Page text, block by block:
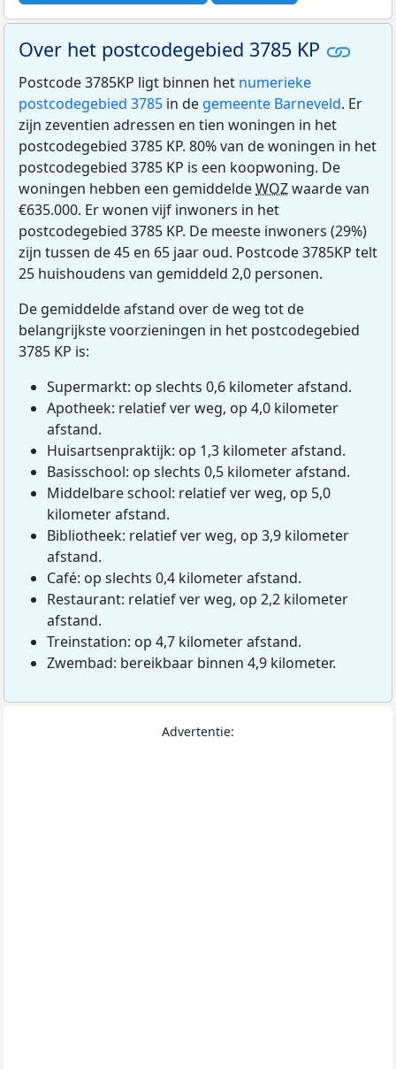
Over het postcodegebied 3785 KP
Postcode 3785KP ligt binnen het numerieke
postcodegebied 3785 in de gemeente Barneveld. Er
zijn zeventien adressen en tien woningen in het
postcodegebied 3785 KP. 80% van de woningen in het
postcodegebied 3785 KP is een koopwoning. De
woningen hebben een gemiddeldeWOZwaarde van
€635.000. Er wonen vijf inwoners in het
postcodegebied 3785 KP. De meeste inwoners (29%)
zijn tussen de 45 en 65 jaar oud. Postcode 3785KP telt
25 huishoudens van gemiddeld 2,0 personen.
De gemiddelde afstand over de weg tot de
belangrijkste voorzieningen in het postcodegebied
3785 KP is:
Supermarkt: op slechts 0,6 kilometer afstand.
Apotheek: relatief ver weg, op 4,0 kilometer
afstand.
Huisartsenpraktijk: op 1,3 kilometer afstand.
Basisschool: op slechts 0,5 kilometer afstand.
Middelbare school: relatief ver weg, op 5,0
kilometer afstand.
Bibliotheek: relatief ver weg, op 3,9 kilometer
afstand.
Café: op slechts 0,4 kilometer afstand.
Restaurant: relatief ver weg, op 2,2 kilometer
afstand.
Treinstation: op 4,7 kilometer afstand.
Zwembad: bereikbaar binnen 4,9 kilometer.
Advertentie: